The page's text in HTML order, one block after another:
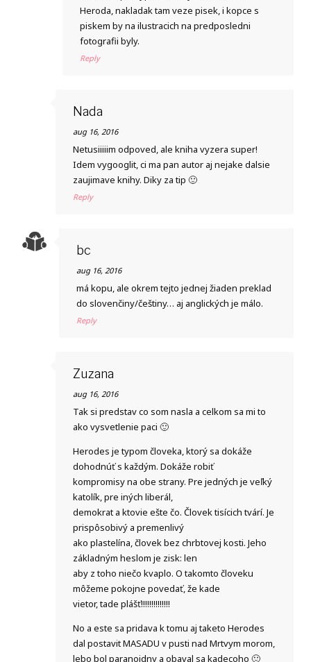
Heroda, nakladak tam veze pisek, i kopce s
piskem by na ilustracich na predposledni
fotografii byly.
Reply
Nada
aug 16, 2016
Netusiiiiim odpoved, ale kniha vyzera super!
Idem vygooglit, ci ma pan autor aj nejake dalsie
zaujimave knihy. Diky za tip 🙂
Reply
bc
aug 16, 2016
má kopu, ale okrem tejto jednej žiaden preklad
do slovenčiny/češtiny… aj anglických je málo.
Reply
Zuzana
aug 16, 2016
Tak si predstav co som nasla a celkom sa mi to
ako vysvetlenie paci 🙂
Herodes je typom človeka, ktorý sa dokáže
dohodnúť s každým. Dokáže robiť
kompromisy na obe strany. Pre jedných je veľký
katolík, pre iných liberál,
demokrat a ktovie ešte čo. Človek tisícich tvárí. Je
prispôsobivý a premenlivý
ako plastelína, človek bez chrbtovej kosti. Jeho
základným heslom je zisk: len
aby z toho niečo kvaplo. O takomto človeku
môžeme pokojne povedať, že kade
vietor, tade plášť!!!!!!!!!!!!!!
No a este sa pridava k tomu aj taketo Herodes
dal postavit MASADU v pusti nad Mrtvym morom,
lebo bol paranoidny a obaval sa kadecoho 🙂